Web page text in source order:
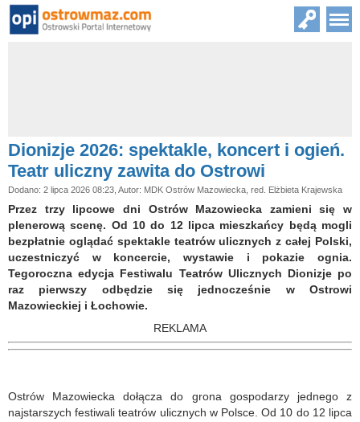
Dionizje 2026: spektakle, koncert i ogień.
Teatr uliczny zawita do Ostrowi
Dodano: 2 lipca 2026 08:23, Autor: MDK Ostrów Mazowiecka, red. Elżbieta Krajewska
Przez trzy lipcowe dni Ostrów Mazowiecka zamieni się w
plenerową scenę. Od 10 do 12 lipca mieszkańcy będą mogli
bezpłatnie oglądać spektakle teatrów ulicznych z całej Polski,
uczestniczyć w koncercie, wystawie i pokazie ognia.
Tegoroczna edycja Festiwalu Teatrów Ulicznych Dionizje po
raz pierwszy odbędzie się jednocześnie w Ostrowi
Mazowieckiej i Łochowie.
REKLAMA
Ostrów Mazowiecka dołącza do grona gospodarzy jednego z
najstarszych festiwali teatrów ulicznych w Polsce. Od 10 do 12 lipca